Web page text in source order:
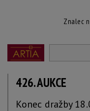
Znalec
426. AUKCE
Konec dražby